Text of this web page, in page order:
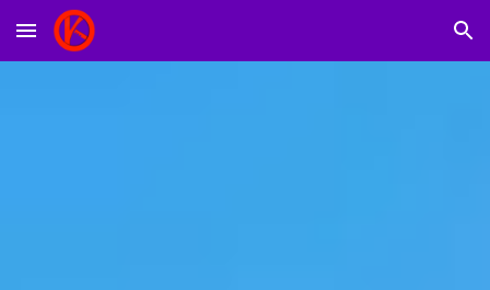
Skip to main content Skip to navigation